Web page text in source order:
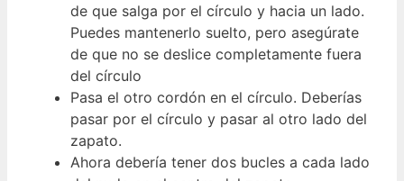
de que salga por el círculo y hacia un lado.
Puedes mantenerlo suelto, pero asegúrate
de que no se deslice completamente fuera
del círculo
Pasa el otro cordón en el círculo. Deberías
pasar por el círculo y pasar al otro lado del
zapato.
Ahora debería tener dos bucles a cada lado